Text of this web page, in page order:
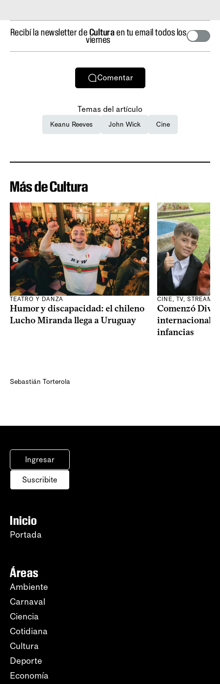
Recibí la newsletter deCulturaen tu email todos los
viernes
Comentar
Temas del artículo
Keanu Reeves John Wick Cine
Más de Cultura
TEATRO Y DANZA
Humor y discapacidad: el chileno
Lucho Miranda llega a Uruguay
Sebastián Torterola
CINE, TV,
Comenzó
internacional
infancias
Ingresar
Suscribite
Inicio
Portada
Áreas
Ambiente
Carnaval
Ciencia
Cotidiana
Cultura
Deporte
Economía